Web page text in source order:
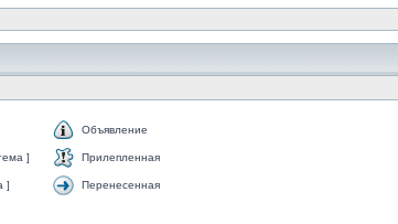
Объявление
] Прилепленная
] Перенесенная